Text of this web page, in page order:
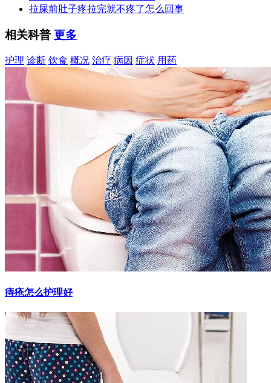
拉屎前肚子疼拉完就不疼了怎么回事
相关科普 更多
护理 诊断 饮食 概况 治疗 病因 症状 用药
痔疮怎么护理好